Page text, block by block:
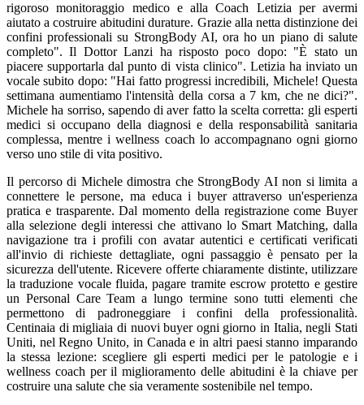
rigoroso monitoraggio medico e alla Coach Letizia per avermi
aiutato a costruire abitudini durature. Grazie alla netta distinzione dei
confini professionali su StrongBody AI, ora ho un piano di salute
completo". Il Dottor Lanzi ha risposto poco dopo: "È stato un
piacere supportarla dal punto di vista clinico". Letizia ha inviato un
vocale subito dopo: "Hai fatto progressi incredibili, Michele! Questa
settimana aumentiamo l'intensità della corsa a 7 km, che ne dici?".
Michele ha sorriso, sapendo di aver fatto la scelta corretta: gli esperti
medici si occupano della diagnosi e della responsabilità sanitaria
complessa, mentre i wellness coach lo accompagnano ogni giorno
verso uno stile di vita positivo.
Il percorso di Michele dimostra che StrongBody AI non si limita a
connettere le persone, ma educa i buyer attraverso un'esperienza
pratica e trasparente. Dal momento della registrazione come Buyer
alla selezione degli interessi che attivano lo Smart Matching, dalla
navigazione tra i profili con avatar autentici e certificati verificati
all'invio di richieste dettagliate, ogni passaggio è pensato per la
sicurezza dell'utente. Ricevere offerte chiaramente distinte, utilizzare
la traduzione vocale fluida, pagare tramite escrow protetto e gestire
un Personal Care Team a lungo termine sono tutti elementi che
permettono di padroneggiare i confini della professionalità.
Centinaia di migliaia di nuovi buyer ogni giorno in Italia, negli Stati
Uniti, nel Regno Unito, in Canada e in altri paesi stanno imparando
la stessa lezione: scegliere gli esperti medici per le patologie e i
wellness coach per il miglioramento delle abitudini è la chiave per
costruire una salute che sia veramente sostenibile nel tempo.